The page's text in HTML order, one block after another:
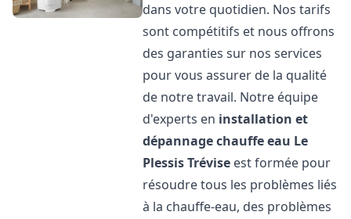
dans votre quotidien. Nos tarifs
sont compétitifs et nous offrons
des garanties sur nos services
pour vous assurer de la qualité
de notre travail. Notre équipe
d'experts en installation et
dépannage chauffe eau Le
Plessis Trévise est formée pour
résoudre tous les problèmes liés
à la chauffe-eau, des problèmes